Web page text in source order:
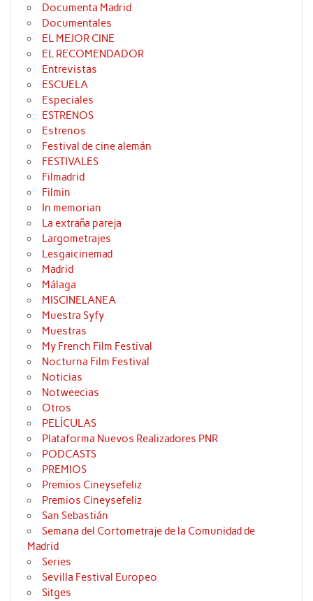
Documenta Madrid
Documentales
EL MEJOR CINE
EL RECOMENDADOR
Entrevistas
ESCUELA
Especiales
ESTRENOS
Estrenos
Festival de cine alemán
FESTIVALES
Filmadrid
Filmin
In memorian
La extraña pareja
Largometrajes
Lesgaicinemad
Madrid
Málaga
MISCINELANEA
Muestra Syfy
Muestras
My French Film Festival
Nocturna Film Festival
Noticias
Notweecias
Otros
PELÍCULAS
Plataforma Nuevos Realizadores PNR
PODCASTS
PREMIOS
Premios Cineysefeliz
Premios Cineysefeliz
San Sebastián
Semana del Cortometraje de la Comunidad de
Madrid
Series
Sevilla Festival Europeo
Sitges